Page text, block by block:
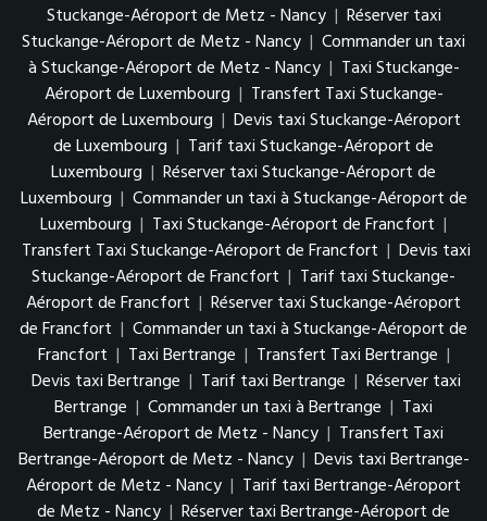
Stuckange-Aéroport de Metz - Nancy | Réserver taxi
Stuckange-Aéroport de Metz - Nancy | Commander un taxi
à Stuckange-Aéroport de Metz - Nancy | Taxi Stuckange-
Aéroport de Luxembourg | Transfert Taxi Stuckange-
Aéroport de Luxembourg | Devis taxi Stuckange-Aéroport
de Luxembourg | Tarif taxi Stuckange-Aéroport de
Luxembourg | Réserver taxi Stuckange-Aéroport de
Luxembourg | Commander un taxi à Stuckange-Aéroport de
Luxembourg | Taxi Stuckange-Aéroport de Francfort |
Transfert Taxi Stuckange-Aéroport de Francfort | Devis taxi
Stuckange-Aéroport de Francfort | Tarif taxi Stuckange-
Aéroport de Francfort | Réserver taxi Stuckange-Aéroport
de Francfort | Commander un taxi à Stuckange-Aéroport de
Francfort | Taxi Bertrange | Transfert Taxi Bertrange |
Devis taxi Bertrange | Tarif taxi Bertrange | Réserver taxi
Bertrange | Commander un taxi à Bertrange | Taxi
Bertrange-Aéroport de Metz - Nancy | Transfert Taxi
Bertrange-Aéroport de Metz - Nancy | Devis taxi Bertrange-
Aéroport de Metz - Nancy | Tarif taxi Bertrange-Aéroport
de Metz - Nancy | Réserver taxi Bertrange-Aéroport de